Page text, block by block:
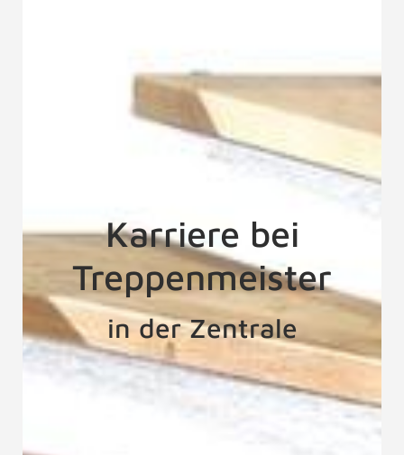
Karriere bei
Treppenmeister
in der Zentrale